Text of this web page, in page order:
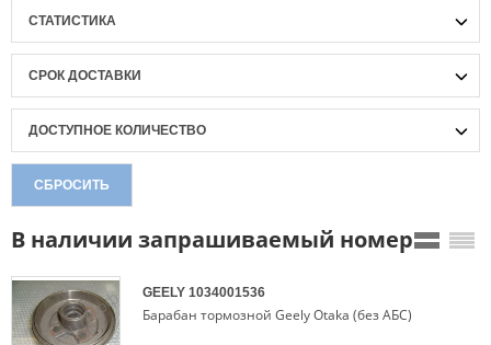
СТАТИСТИКА
СРОК ДОСТАВКИ
ДОСТУПНОЕ КОЛИЧЕСТВО
СБРОСИТЬ
В наличии запрашиваемый номер
GEELY 1034001536
Барабан тормозной Geely Otaka (без АБС)